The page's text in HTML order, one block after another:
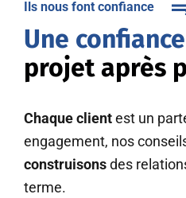
Ils nous font confiance
Une
projet après
Chaque clientest un
engagement, nos
construisonsdes
terme.